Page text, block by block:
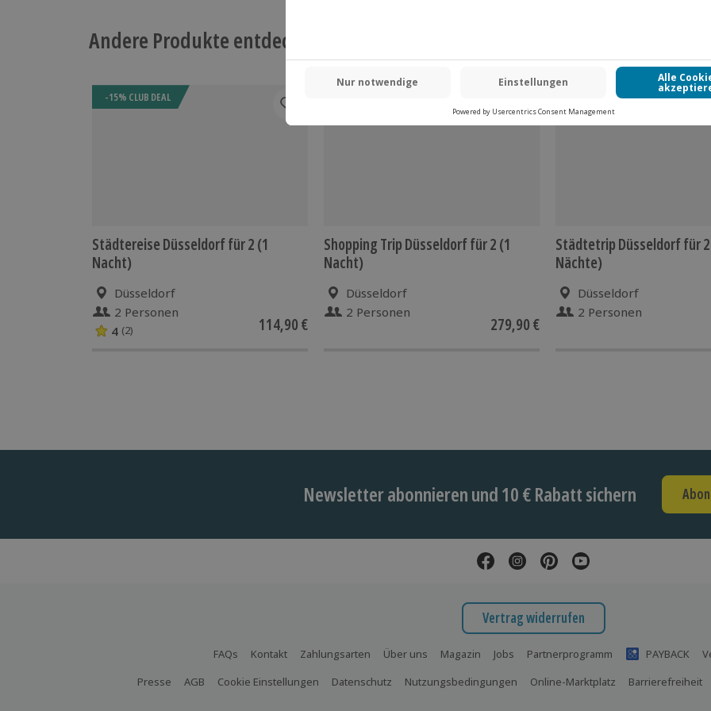
Andere Produkte entdecken
-15% CLUB DEAL
Städtereise Düsseldorf für 2 (1
Nacht)
Düsseldorf
2 Personen
4 (2) 114,90 €
Shopping Trip Düsseldorf für 2 (1
Nacht)
Düsseldorf
2 Personen
279,90 €
Städtetrip Düsseldorf für
Nächte)
Düsseldorf
2 Personen
Newsletter abonnieren und 10 € Rabatt sichern
Vertrag widerrufen
FAQs Kontakt Zahlungsarten Über uns Magazin Jobs Partnerprogramm PAYBACK
Presse
AGB Cookie Einstellungen Datenschutz Nutzungsbedingungen Online-Marktplatz Barrierefreiheit